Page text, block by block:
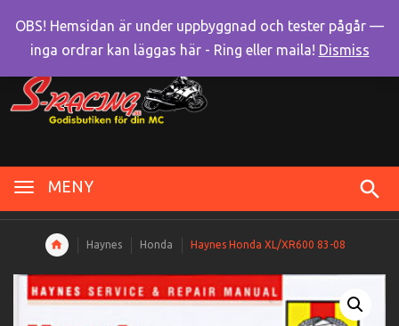
MENY
Haynes Honda Haynes Honda XL/XR600 83-08
OBS! Hemsidan är under uppbyggnad och tester pågår —
inga ordrar kan läggas här - Ring eller maila! Dismiss